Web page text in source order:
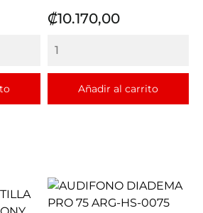
Precio
₡10.170,00
Añadir al carrito